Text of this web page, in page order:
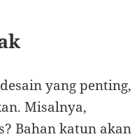
yang penting,
Misalnya,
Bahan katun akan